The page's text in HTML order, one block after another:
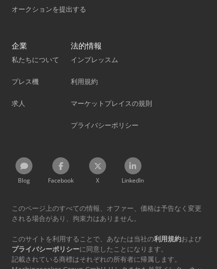
オークションを提出する
企業
私たちについて
プレス機
求人
法的情報
インプレッスム
利用規約
マーケットプレイスの規則
プライバシーポリシー
Blog Facebook X LinkedIn
このページ上のすべての情報、オファー、価格は予告なく変更
される場合があり、拘束力はありません。
このサイトを利用することで、あなたは当社の利用規約および
プライバシーポリシーに同意したことになります。
記載されている商標はそれぞれの所有者に帰属します。